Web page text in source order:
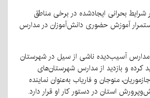
شرایط بحرانی ایجادشده در برخی مناطق
آموزش حضوری دانش‌آموزان در مدارس
آسیب‌دیده ناشی از سیل در شهرستان
کرده و بازدید از مدارس شهرستان‌های
منوجان و فاریاب به‌عنوان نماینده
استان در دستور کار او قرار دارد.